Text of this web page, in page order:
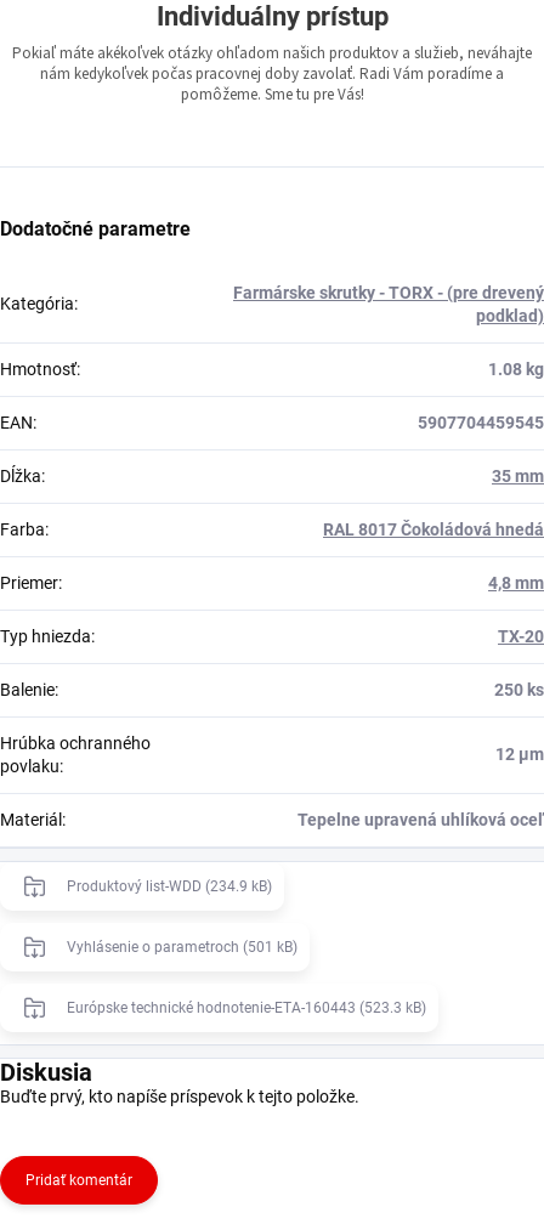
Individuálny prístup
Pokiaľ máte akékoľvek otázky ohľadom našich produktov a služieb, neváhajte
nám kedykoľvek počas pracovnej doby zavolať. Radi Vám poradíme a
pomôžeme. Sme tu pre Vás!
Dodatočné parametre
Kategória:
Farmárske skrutky - TORX - (pre drevený
podklad)
Hmotnosť: 1.08 kg
EAN: 5907704459545
Dĺžka: 35 mm
Farba: RAL 8017 Čokoládová hnedá
Priemer: 4,8 mm
Typ hniezda: TX-20
Balenie: 250 ks
Hrúbka ochranného
povlaku:
12 μm
Materiál : Tepelne upravená uhlíková oceľ
Produktový list-WDD (234.9 kB)
Vyhlásenie o parametroch (501 kB)
Európske technické hodnotenie-ETA-160443 (523.3 kB)
Diskusia
Buďte prvý, kto napíše príspevok k tejto položke.
Pridať komentár